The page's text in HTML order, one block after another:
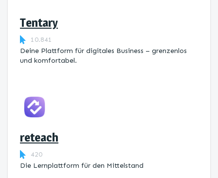
Tentary
10.841
Deine Plattform für digitales Business – grenzenlos
und komfortabel.
reteach
420
Die Lernplattform ​für den Mittelstand